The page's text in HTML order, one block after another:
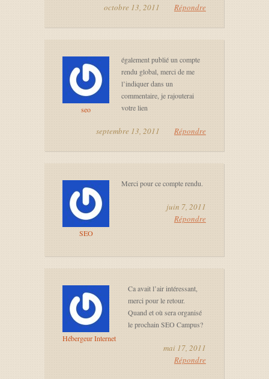
octobre 13, 2011 Répondre
seo
également publié un compte
rendu global, merci de me
l’indiquer dans un
commentaire, je rajouterai
votre lien
septembre 13, 2011 Répondre
SEO
Merci pour ce compte rendu.
juin 7, 2011
Répondre
Hébergeur Internet
Ca avait l’air intéressant,
merci pour le retour.
Quand et où sera organisé
le prochain SEO Campus?
mai 17, 2011
Répondre